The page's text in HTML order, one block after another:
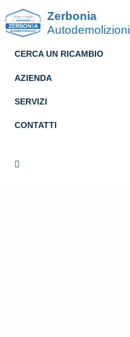
Zerbonia
Autodemolizioni
CERCA UN RICAMBIO
AZIENDA
SERVIZI
CONTATTI